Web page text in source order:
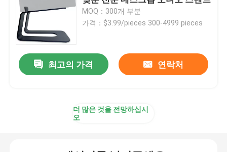
맞춤형 금속 브라켓
금속 랙 하드웨어
금속 테이블 다리
MOQ：300개 부분
가격：$3.99/pieces 300-4999 pieces
최고의 가격 연락처
더 많은 것을 전망하십시
오